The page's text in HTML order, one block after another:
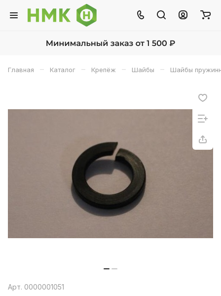
Главная – Каталог – Крепёж – Шайбы – Шайбы
Арт. 0000001051